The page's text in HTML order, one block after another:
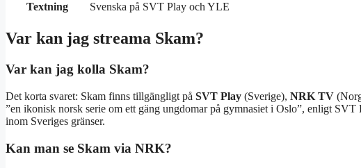
Textning
Svenska på SVT Play och YLE
Var kan jag streama Skam?
Var kan jag kolla Skam?
Det korta svaret: Skam finns tillgängligt på SVT Play (Sverige), NRK TV
”en ikonisk norsk serie om ett gäng ungdomar på gymnasiet i Oslo”, enligt
inom Sveriges gränser.
Kan man se Skam via NRK?